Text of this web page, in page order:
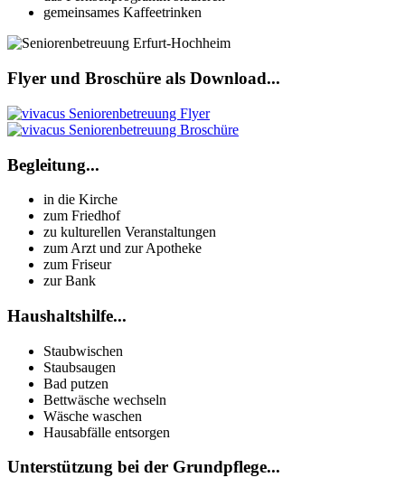
gemeinsames Kaffeetrinken
Flyer und Broschüre als Download...
Begleitung...
in die Kirche
zum Friedhof
zu kulturellen Veranstaltungen
zum Arzt und zur Apotheke
zum Friseur
zur Bank
Haushaltshilfe...
Staubwischen
Staubsaugen
Bad putzen
Bettwäsche wechseln
Wäsche waschen
Hausabfälle entsorgen
Unterstützung bei der Grundpflege...